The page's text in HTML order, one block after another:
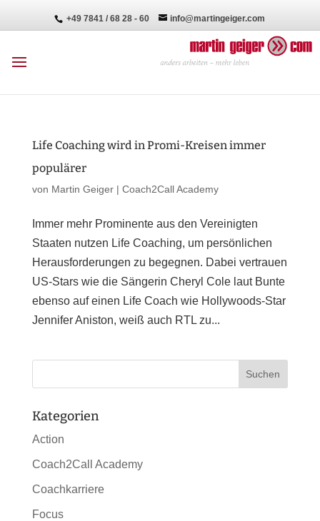
+49 7841 / 68 28 - 60 info@martingeiger.com
Life Coaching wird in Promi-Kreisen immer
populärer
von Martin Geiger| Coach2Call Academy
Immer mehr Prominente aus den Vereinigten
Staaten nutzen Life Coaching, um persönlichen
Herausforderungen zu begegnen. Dabei vertrauen
US-Stars wie die Sängerin Cheryl Cole laut Bunte
ebenso auf einen Life Coach wie Hollywoods-Star
Jennifer Aniston, weiß auch RTL zu...
Kategorien
Action
Coach2Call Academy
Coachkarriere
Focus